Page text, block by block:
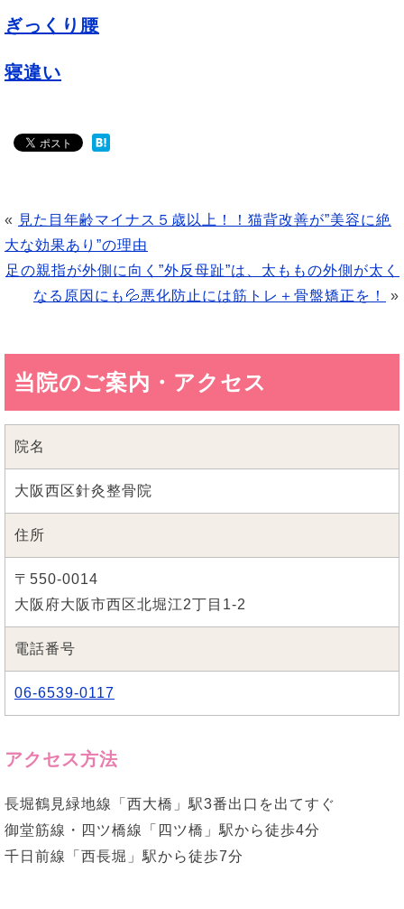
ぎっくり腰
寝違い
« 見た目年齢マイナス５歳以上！！猫背改善が”美容に絶
大な効果あり”の理由
足の親指が外側に向く”外反母趾”は、太ももの外側が太く
なる原因にも💦悪化防止には筋トレ＋骨盤矯正を！
»
当院のご案内・アクセス
院名
大阪西区針灸整骨院
住所
〒550-0014
大阪府大阪市西区北堀江2丁目1-2
電話番号
06-6539-0117
アクセス方法
長堀鶴見緑地線「西大橋」駅3番出口を出てすぐ
御堂筋線・四ツ橋線「四ツ橋」駅から徒歩4分
千日前線「西長堀」駅から徒歩7分